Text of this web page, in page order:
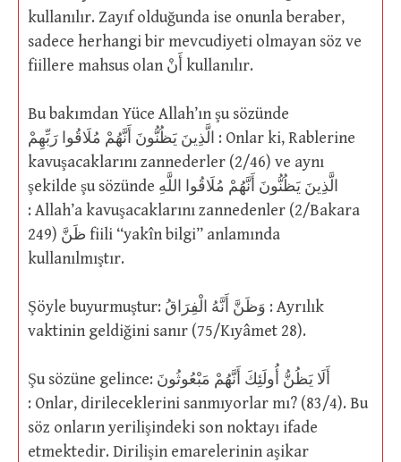
kullanılır. Zayıf olduğunda ise onunla beraber,
sadece herhangi bir mevcudiyeti olmayan söz ve
fiillere mahsus olan أَنْ kullanılır.
Bu bakımdan Yüce Allah’ın şu sözünde
الَّذِينَ يَظُنُّونَ أَنَّهُمْ مُلَاقُوا رَبِّهِمْ : Onlar ki, Rablerine
kavuşacaklarını zannederler (2/46) ve aynı
şekilde şu sözünde الَّذِينَ يَظُنُّونَ أَنَّهُمْ مُلَاقُوا اللَّهِ
: Allah’a kavuşacaklarını zannedenler (2/Bakara
249) ظَنَّ fiili “yakîn bilgi” anlamında
kullanılmıştır.
Şöyle buyurmuştur: وَظَنَّ أَنَّهُ الْفِرَاقُ : Ayrılık
vaktinin geldiğini sanır (75/Kıyâmet 28).
Şu sözüne gelince: أَلَا يَظُنُّ أُولَئِكَ أَنَّهُمْ مَبْعُوثُونَ
: Onlar, dirileceklerini sanmıyorlar mı? (83/4). Bu
söz onların yerilişindeki son noktayı ifade
etmektedir. Dirilişin emarelerinin aşikar